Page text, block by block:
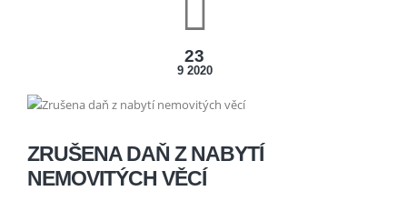
23
9 2020
ZRUŠENA DAŇ Z NABYTÍ
NEMOVITÝCH VĚCÍ